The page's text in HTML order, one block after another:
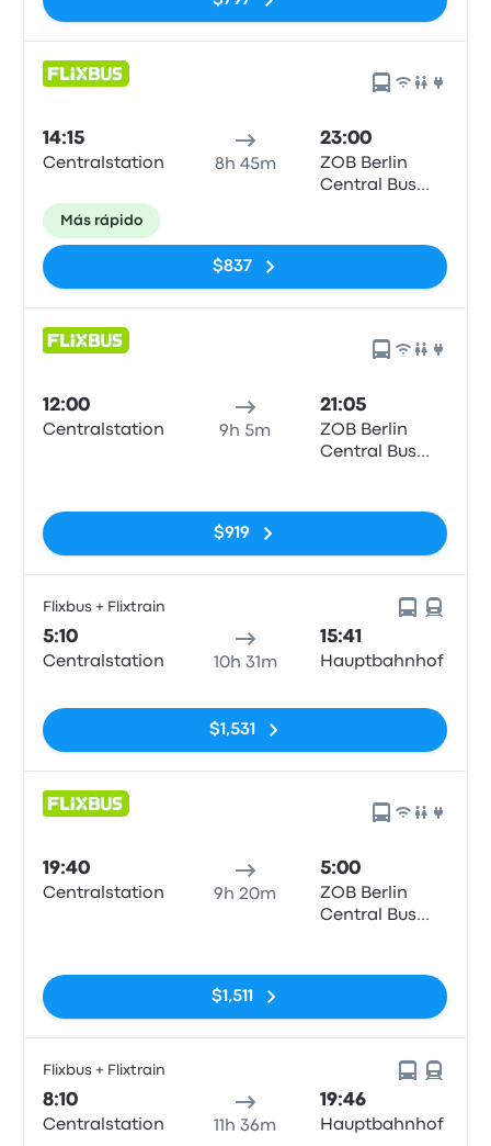
14:15
Centralstation 8h 45m
23:00
ZOB Berlin
Central Bus
Más rápido
$837
12:00
Centralstation 9h 5m
21:05
ZOB Berlin
Central Bus
$919
Flixbus + Flixtrain
5:10
Centralstation 10h 31m
15:41
Hauptbahnhof
$1,531
19:40
Centralstation 9h 20m
5:00
ZOB Berlin
Central Bus
$1,511
Flixbus + Flixtrain
8:10
Centralstation 11h 36m
19:46
Hauptbahnhof